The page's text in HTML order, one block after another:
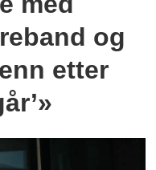
og
etter